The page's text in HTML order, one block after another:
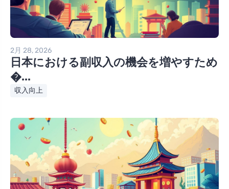
2月 28, 2026
日本における副収入の機会を増やすため
�...
収入向上